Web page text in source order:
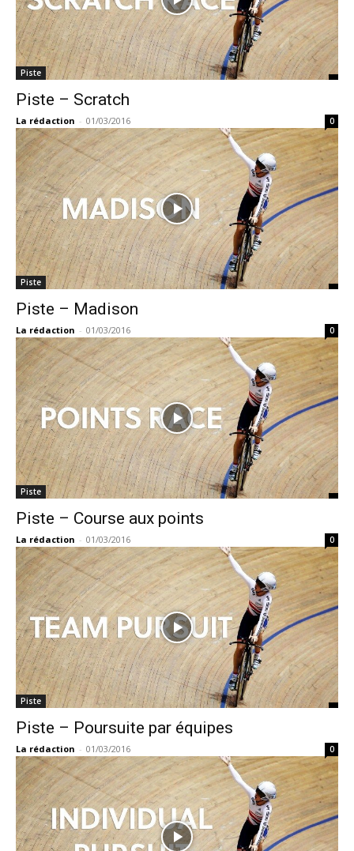
Piste
Piste – Scratch
La rédaction - 01/03/2016 0
Piste
Piste – Madison
La rédaction - 01/03/2016 0
Piste
Piste – Course aux points
La rédaction - 01/03/2016 0
Piste
Piste – Poursuite par équipes
La rédaction - 01/03/2016 0